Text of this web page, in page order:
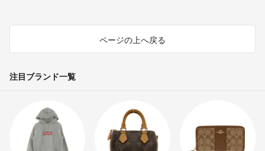
ページの上へ戻る
注目ブランド一覧